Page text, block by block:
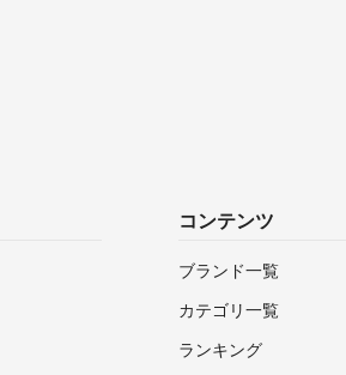
コンテンツ
ブランド一覧
カテゴリ一覧
ランキング